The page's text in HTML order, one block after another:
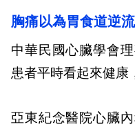
胸痛以為胃食道逆
中華民國心臟學會
患者平時看起來健康
亞東紀念醫院心臟